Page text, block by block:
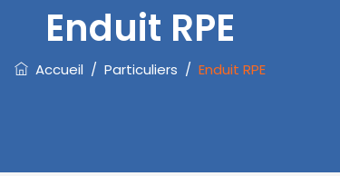
Enduit RPE
Accueil / Particuliers / Enduit RPE